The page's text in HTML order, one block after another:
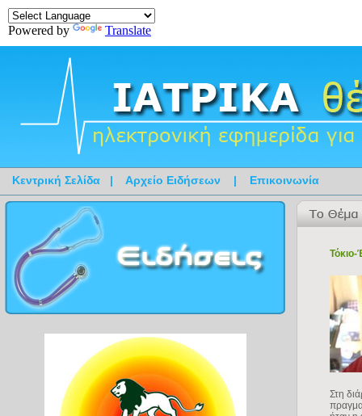
Powered by Translate
Κεντρική Σελίδα | Αρχείο Ειδήσεων | Επικοινωνία
Τόκιο-
Στη